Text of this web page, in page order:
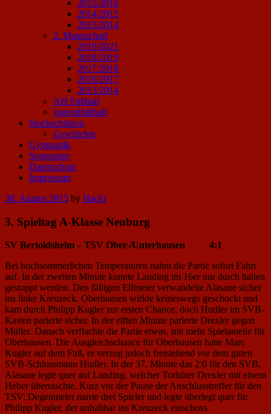
2015/2016
2014/2015
2013/2014
2. Mannschaft
2019/2021
2018/2019
2017/2018
2016/2017
2013/2014
AH Fußball
Jugendfußball
Stockschützen
Geschichte
Gymnastik
Sponsoren
Datenschutz
Impressum
Posted
30. August 2015 by Hacki
3. Spieltag A-Klasse Neuburg
SV Bertoldsheim – TSV Ober-/Unterhausen 4:1
Bei hochsommerlichen Temperaturen nahm die Partie sofort Fahrt
auf. In der zweiten Minute konnte Landing im 16er nur durch halten
gestoppt werden. Den fälligen Elfmeter verwandelte Alasane sicher
ins linke Kreuzeck. Oberhausen wirkte keineswegs geschockt und
kam durch Philipp Kugler zur ersten Chance, doch Hudler im SVB-
Kasten parierte sicher. In der elften Minute parierte Drexler gegen
Müller. Danach verflachte die Partie etwas, mit mehr Spielanteile für
Oberhausen. Die Ausgleichschance für Oberhausen hatte Marc
Kugler auf dem Fuß, er verzog jedoch freistehend vor dem guten
SVB-Schlussmann Hudler. In der 37. Minute das 2:0 für den SVB,
Alasane legte quer auf Landing, welcher Torhüter Drexler mit einem
Heber überraschte. Kurz vor der Pause der Anschlusstreffer für den
TSV: Degenmeier narrte drei Spieler und legte überlegt quer für
Philipp Kugler, der unhaltbar ins Kreuzeck einschoss.